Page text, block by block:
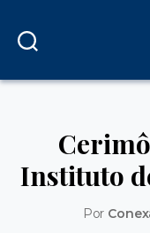
Instituto
Por